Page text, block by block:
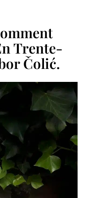
Trente-
Čolić.